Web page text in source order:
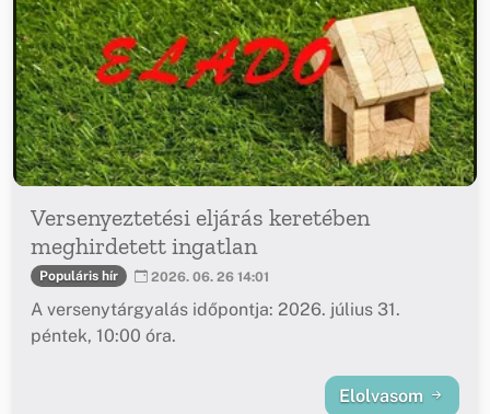
Versenyeztetési eljárás keretében
meghirdetett ingatlan
Populáris hír 2026. 06. 26 14:01
A versenytárgyalás időpontja: 2026. július 31.
péntek, 10:00 óra.
Elolvasom